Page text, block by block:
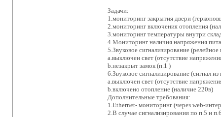
Задачи:
1.мониторинг закрытия двери
2.мониторинг включения отопления
3.мониторинг температуры внутри
4.Мониторинг наличия напряжения
5.Звуковое сигнализирование
a.выключен свет (отсутствие
b.незакрыт замок (п.1 )
6.Звуковое сигнализирование (сигнал
a.выключен свет (отсутствие
b.включено отопление (наличие 220в)
Дополнительные требования:
1.Ethernet- мониторинг (через web-
2.В случае сигнализирования по п.5 и